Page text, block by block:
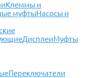
Клеммы и
муфтыНасосы и
ДисплеиМуфты
Переключатели